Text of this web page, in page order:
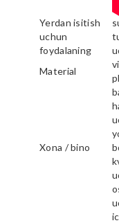
Yerdan isitish
uchun
foydalaning
Material
Xona / bino